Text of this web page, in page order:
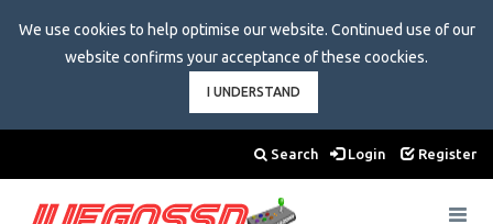
We use cookies to help optimise our website. Continued use of our
website confirms your acceptance of these coockies.
I UNDERSTAND
Search Login Register
Toggle